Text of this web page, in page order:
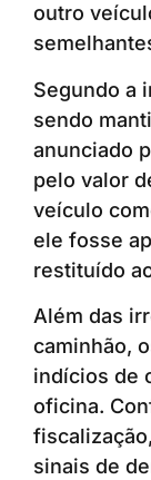
outro
Segundo a
sendo
anunciado
pelo valor
veículo
ele fosse
restituído
Além das
caminhão,
indícios de
oficina.
sinais de